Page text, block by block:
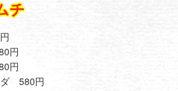
チ
円
円
ダ 580円